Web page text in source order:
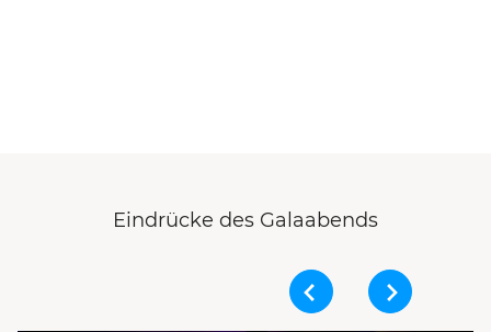
Eindrücke des Galaabends